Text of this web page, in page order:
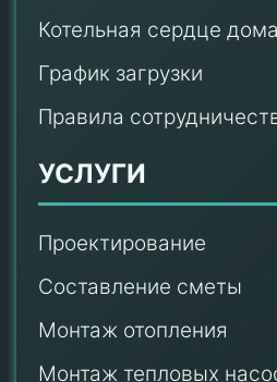
Котельная сердце дома
График загрузки
Правила
УСЛУГИ
Проектирование
Составление сметы
Монтаж отопления
Монтаж тепловых